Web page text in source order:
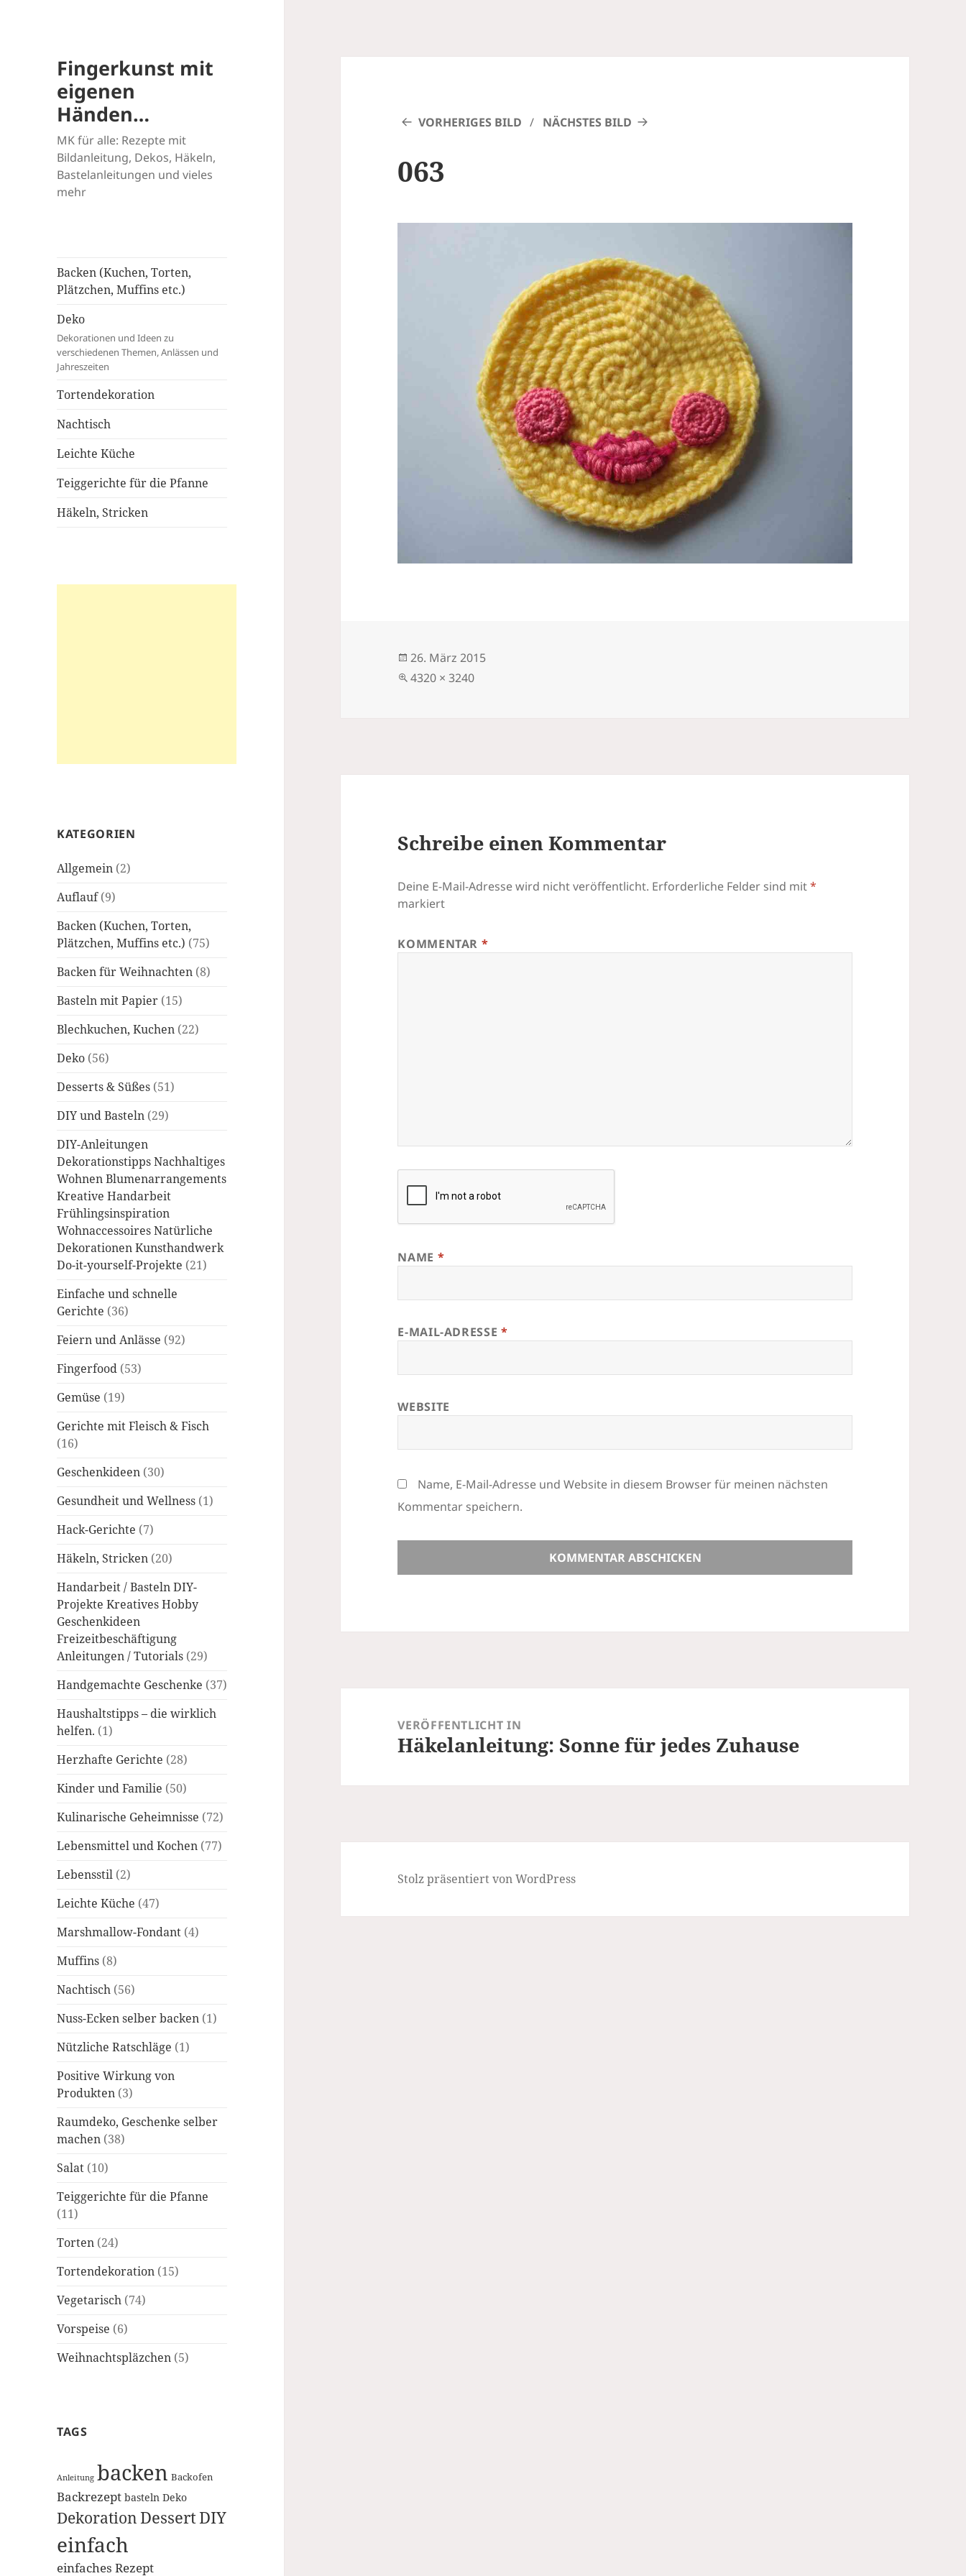
Fingerkunst mit
eigenen
Händen…
MK für alle: Rezepte mit
Bildanleitung, Dekos, Häkeln,
Bastelanleitungen und vieles
mehr
Backen (Kuchen, Torten,
Plätzchen, Muffins etc.)
Deko
Dekorationen und Ideen zu
verschiedenen Themen, Anlässen und
Jahreszeiten
Tortendekoration
Nachtisch
Leichte Küche
Teiggerichte für die Pfanne
Häkeln, Stricken
KATEGORIEN
Allgemein (2)
Auflauf(9)
Backen (Kuchen, Torten,
Plätzchen, Muffins etc.) (75)
Backen für Weihnachten (8)
Basteln mit Papier (15)
Blechkuchen, Kuchen (22)
Deko (56)
Desserts & Süßes (51)
DIY und Basteln (29)
DIY-Anleitungen
Dekorationstipps Nachhaltiges
Wohnen Blumenarrangements
Kreative Handarbeit
Frühlingsinspiration
Wohnaccessoires Natürliche
Dekorationen Kunsthandwerk
Do-it-yourself-Projekte (21)
Einfache und schnelle
Gerichte (36)
Feiern und Anlässe (92)
Fingerfood (53)
Gemüse (19)
Gerichte mit Fleisch & Fisch
(16)
Geschenkideen (30)
Gesundheit und Wellness (1)
Hack-Gerichte (7)
Häkeln, Stricken (20)
Handarbeit / Basteln DIY-
Projekte Kreatives Hobby
Geschenkideen
Freizeitbeschäftigung
Anleitungen / Tutorials (29)
Handgemachte Geschenke (37)
Haushaltstipps – die wirklich
helfen. (1)
Herzhafte Gerichte (28)
Kinder und Familie (50)
Kulinarische Geheimnisse (72)
Lebensmittel und Kochen (77)
Lebensstil (2)
Leichte Küche (47)
Marshmallow-Fondant (4)
Muffins (8)
Nachtisch (56)
Nuss-Ecken selber backen (1)
Nützliche Ratschläge (1)
Positive Wirkung von
Produkten (3)
Raumdeko, Geschenke selber
machen (38)
Salat (10)
Teiggerichte für die Pfanne
(11)
Torten (24)
Tortendekoration (15)
Vegetarisch (74)
Vorspeise (6)
Weihnachtspläzchen (5)
TAGS
Anleitung backen Backofen
Backrezept basteln Deko
DekorationDessertDIY
einfach
einfaches Rezept
VORHERIGES BILD NÄCHSTES BILD
063
Veröffentlicht
am
26. März 2015
Volle
4320 × 3240
Schreibe einen Kommentar
Deine E-Mail-Adresse wird nicht veröffentlicht. Erforderliche Felder sind mit*
markiert
KOMMENTAR *
NAME *
E-MAIL-ADRESSE *
WEBSITE
Name, E-Mail-Adresse und Website in diesem Browser für meinen nächsten
Kommentar speichern.
VERÖFFENTLICHT IN
Häkelanleitung: Sonne für jedes Zuhause
Stolz präsentiert von WordPress